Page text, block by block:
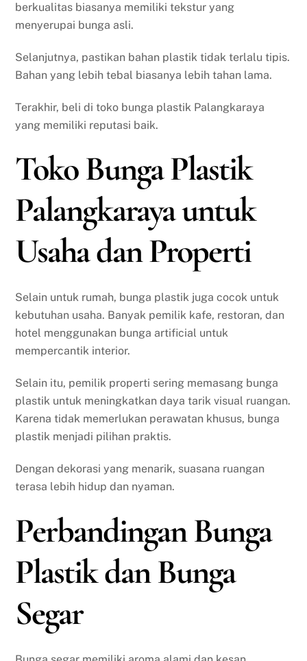
berkualitas biasanya memiliki tekstur yang
menyerupai bunga asli.
Selanjutnya, pastikan bahan plastik tidak terlalu tipis.
Bahan yang lebih tebal biasanya lebih tahan lama.
Terakhir, beli di toko bunga plastik Palangkaraya
yang memiliki reputasi baik.
Toko Bunga Plastik
Palangkaraya untuk
Usaha dan Properti
Selain untuk rumah, bunga plastik juga cocok untuk
kebutuhan usaha. Banyak pemilik kafe, restoran, dan
hotel menggunakan bunga artificial untuk
mempercantik interior.
Selain itu, pemilik properti sering memasang bunga
plastik untuk meningkatkan daya tarik visual ruangan.
Karena tidak memerlukan perawatan khusus, bunga
plastik menjadi pilihan praktis.
Dengan dekorasi yang menarik, suasana ruangan
terasa lebih hidup dan nyaman.
Perbandingan Bunga
Plastik dan Bunga
Segar